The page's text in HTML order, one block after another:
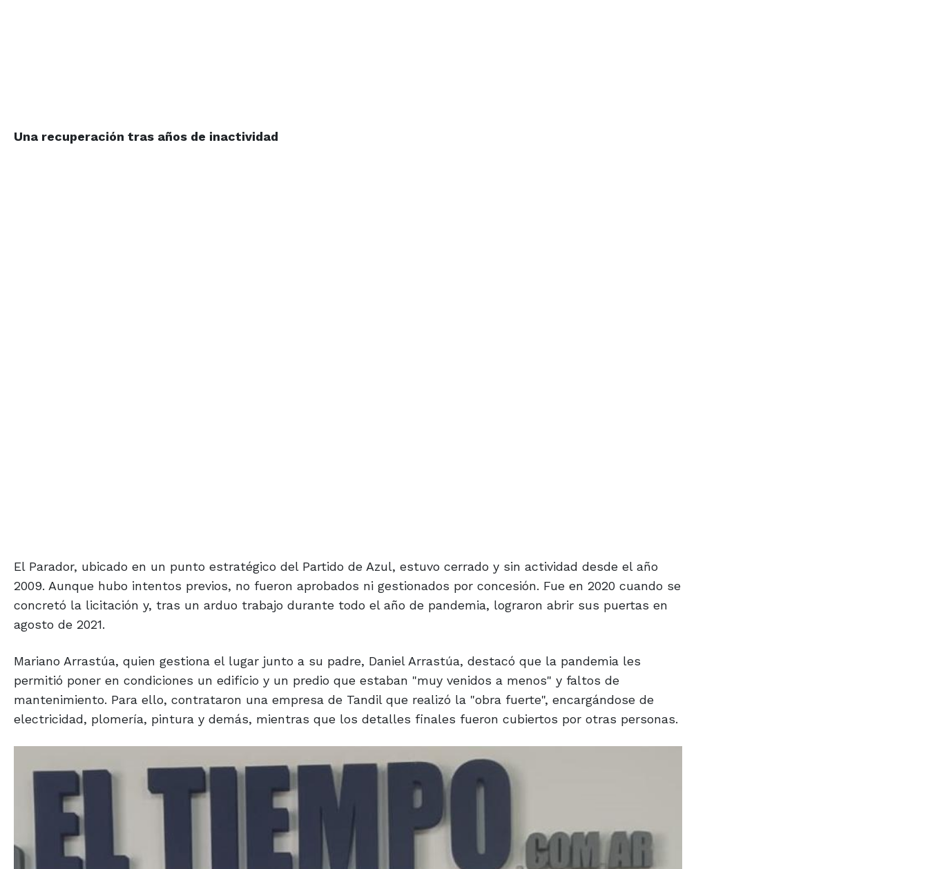
Una recuperación tras años de inactividad
El Parador, ubicado en un punto estratégico del Partido de Azul, estuvo cerrado y sin actividad desde el año
2009. Aunque hubo intentos previos, no fueron aprobados ni gestionados por concesión. Fue en 2020 cuando se
concretó la licitación y, tras un arduo trabajo durante todo el año de pandemia, lograron abrir sus puertas en
agosto de 2021.
Mariano Arrastúa, quien gestiona el lugar junto a su padre, Daniel Arrastúa, destacó que la pandemia les
permitió poner en condiciones un edificio y un predio que estaban "muy venidos a menos" y faltos de
mantenimiento. Para ello, contrataron una empresa de Tandil que realizó la "obra fuerte", encargándose de
electricidad, plomería, pintura y demás, mientras que los detalles finales fueron cubiertos por otras personas.